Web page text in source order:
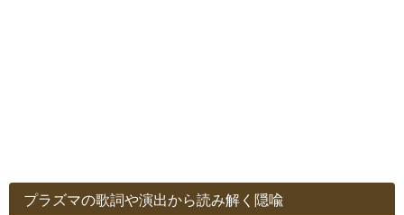
プラズマの歌詞や演出から読み解く隠喩